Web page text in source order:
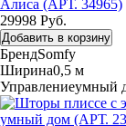
Алиса (АРТ. 34965)
29998 Руб.
Добавить в корзину
БрендSomfy
Ширина0,5 м
Управлениеумный